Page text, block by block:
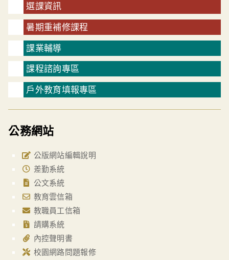
選課資訊
暑期重補修課程
課業輔導
課程諮詢專區
戶外教育填報專區
公務網站
公版網站編輯說明
差勤系統
公文系統
教育雲信箱
教職員工信箱
請購系統
內控聲明書
校園網路問題報修